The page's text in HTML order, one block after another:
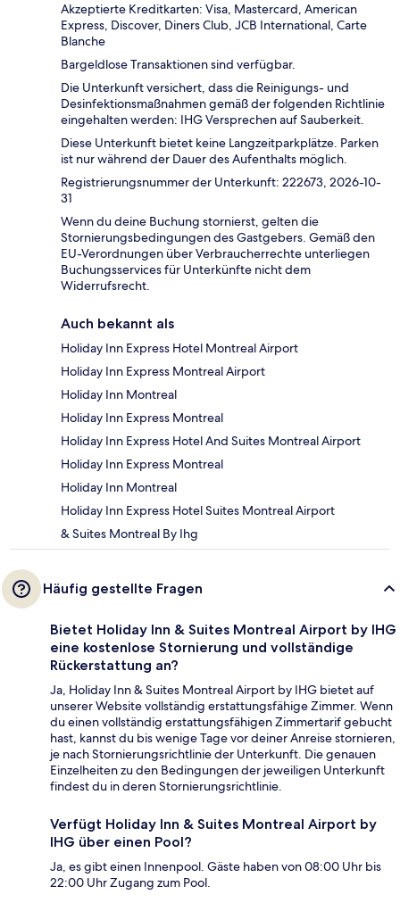
Akzeptierte Kreditkarten: Visa, Mastercard, American
Express, Discover, Diners Club, JCB International, Carte
Blanche
Bargeldlose Transaktionen sind verfügbar.
Die Unterkunft versichert, dass die Reinigungs- und
Desinfektionsmaßnahmen gemäß der folgenden Richtlinie
eingehalten werden: IHG Versprechen auf Sauberkeit.
Diese Unterkunft bietet keine Langzeitparkplätze. Parken
ist nur während der Dauer des Aufenthalts möglich.
Registrierungsnummer der Unterkunft: 222673, 2026-10-
31
Wenn du deine Buchung stornierst, gelten die
Stornierungsbedingungen des Gastgebers. Gemäß den
EU-Verordnungen über Verbraucherrechte unterliegen
Buchungsservices für Unterkünfte nicht dem
Widerrufsrecht.
Auch bekannt als
Holiday Inn Express Hotel Montreal Airport
Holiday Inn Express Montreal Airport
Holiday Inn Montreal
Holiday Inn Express Montreal
Holiday Inn Express Hotel And Suites Montreal Airport
Holiday Inn Express Montreal
Holiday Inn Montreal
Holiday Inn Express Hotel Suites Montreal Airport
& Suites Montreal By Ihg
Häufig gestellte Fragen
Bietet Holiday Inn & Suites Montreal Airport by IHG
eine kostenlose Stornierung und vollständige
Rückerstattung an?
Ja, Holiday Inn & Suites Montreal Airport by IHG bietet auf
unserer Website vollständig erstattungsfähige Zimmer. Wenn
du einen vollständig erstattungsfähigen Zimmertarif gebucht
hast, kannst du bis wenige Tage vor deiner Anreise stornieren,
je nach Stornierungsrichtlinie der Unterkunft. Die genauen
Einzelheiten zu den Bedingungen der jeweiligen Unterkunft
findest du in deren Stornierungsrichtlinie.
Verfügt Holiday Inn & Suites Montreal Airport by
IHG über einen Pool?
Ja, es gibt einen Innenpool. Gäste haben von 08:00 Uhr bis
22:00 Uhr Zugang zum Pool.